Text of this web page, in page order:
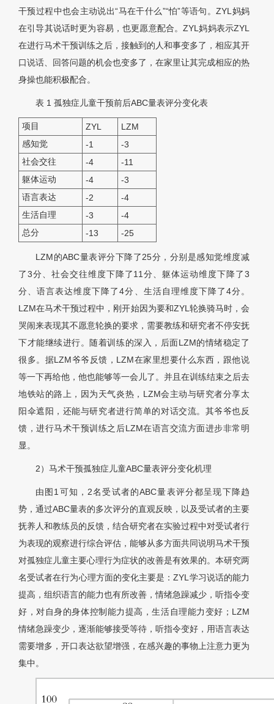
干预过程中也会主动说出“马在干什么”“怕”等语句。ZYL妈妈
在引导其说话时更为容易，也更愿意配合。ZYL妈妈表示ZYL
在进行马术干预训练之后，接触到的人和事变多了，相应其开
口说话、回答问题的机会也变多了，在家里让其完成相应的热
身操也能积极配合。
表 1 孤独症儿童干预前后ABC量表评分变化表
项目 ZYL
LZM
感知觉
-1
-3
社会交往
-4
-11
躯体运动
-4
-3
语言表达
-2
-4
生活自理
-3
-4
总分
-13 -25
LZM的ABC量表评分下降了25分，分别是感知觉维度减
了3分、社会交往维度下降了11分、躯体运动维度下降了3
分、语言表达维度下降了4分、生活自理维度下降了4分。
LZM在马术干预过程中，刚开始因为要和ZYL轮换骑马时，会
哭闹来表现其不愿意轮换的要求，需要教练和研究者不停安抚
下才能继续进行。随着训练的深入，后面LZM的情绪稳定了
很多。据LZM爷爷反馈，LZM在家里想要什么东西，跟他说
等一下再给他，他也能够等一会儿了。并且在训练结束之后去
地铁站的路上，因为天气炎热，LZM会主动与研究者分享太
阳伞遮阳，还能与研究者进行简单的对话交流。其爷爷也反
馈，进行马术干预训练之后LZM在语言交流方面进步非常明
显。
2）马术干预孤独症儿童ABC量表评分变化机理
由图1可知，2名受试者的ABC量表评分都呈现下降趋
势，通过ABC量表的多次评分的直观反映，以及受试者的主要
抚养人和教练员的反馈，结合研究者在实验过程中对受试者行
为表现的观察进行综合评估，能够从多方面共同说明马术干预
对孤独症儿童主要心理行为症状的改善是有效果的。本研究两
名受试者在行为心理方面的变化主要是：ZYL学习说话的能力
提高，组织语言的能力也有所改善，情绪急躁减少，听指令变
好，对自身的身体控制能力提高，生活自理能力变好；LZM
情绪急躁变少，逐渐能够接受等待，听指令变好，用语言表达
需要增多，开口表达欲望增强，在感兴趣的事物上注意力更为
集中。